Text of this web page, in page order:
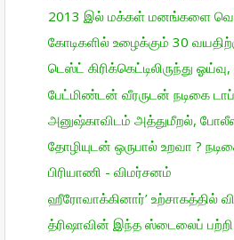
2013 இல் மக்கள் மனங்களை
கோடிகளில் உழைக்கும் 30
டெஸ்ட் கிரிக்கெட்டிலிருந்து
பேட்மிண்டன் வீரருடன் நடிகை
அனுஷ்காவிடம் அத்துமீறல்,
தோழியுடன் ஒருபால் உறவா ?
பிரியாணி - விமர்சனம்
ஹீரோவாக்கினார்’ உற்சாகத்தில்
த்ரிஷாவின் இந்த ஸ்டைலைப்